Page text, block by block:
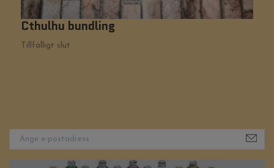
Cthulhu bundling
Tillfälligt slut